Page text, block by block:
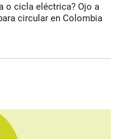
o cicla eléctrica? Ojo a
circular en Colombia